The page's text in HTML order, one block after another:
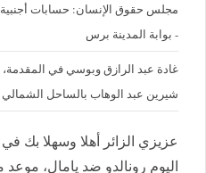
مجلس حقوق الإنسان: حسابات أجنبية
- بوابة المدينة برس
غادة عبد الرازق وبوسي في
شيرين عبد الوهاب بالساحل
عزيزي الزائر أهلا وسهلا بك
اليوم رونالدو ضد يامال، موعد